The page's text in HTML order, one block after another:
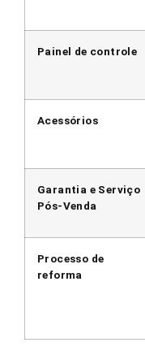
Painel de controle
Acessórios
Garantia e Serviço
Pós-Venda
Processo de
reforma